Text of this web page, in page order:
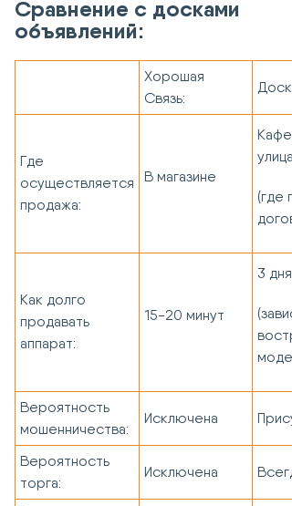
Сравнение с досками
объявлений:
Хорошая
Связь:
Где
осуществляется
продажа:
В магазине
улица
(где
Как долго
продавать
аппарат:
15-20 минут
3
Вероятность
мошенничества:
Исключена
Вероятность
торга:
Исключена